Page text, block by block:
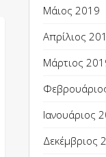
Μάιος 2019
Απρίλιος
Μάρτιος
Ιανουάριος
Δεκέμβριος